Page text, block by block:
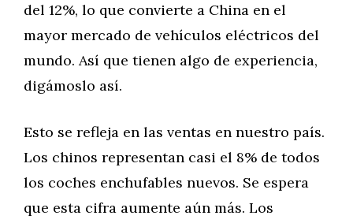
del 12%, lo que convierte a China en el
mayor mercado de vehículos eléctricos del
mundo. Así que tienen algo de experiencia,
digámoslo así.
Esto se refleja en las ventas en nuestro país.
Los chinos representan casi el 8% de todos
los coches enchufables nuevos. Se espera
que esta cifra aumente aún más. Los